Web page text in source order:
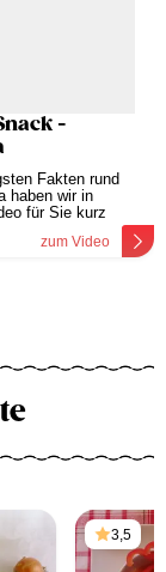
-
Fakten rund
haben wir in
für Sie kurz
zum Video
3,5